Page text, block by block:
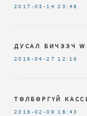
2017-03-14 23:48
ДУСАЛ БИЧЭЭЧ
2016-04-27 12:16
ТӨЛБӨРГҮЙ
2016-02-09 18:43